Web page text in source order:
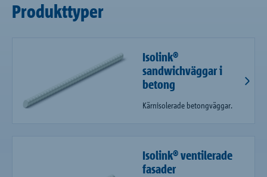
Produkttyper
Isolink®
sandwichväggar i
betong
Kärnisolerade betongväggar.
Isolink® ventilerade
fasader